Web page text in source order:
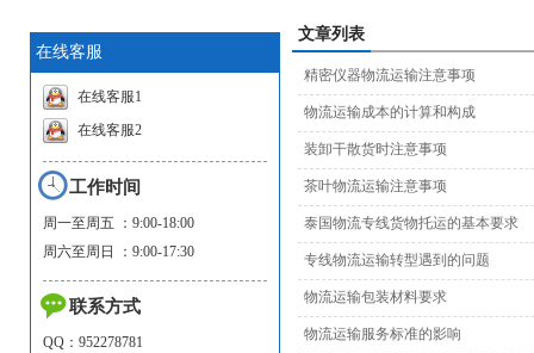
在线客服
在线客服1
在线客服2
工作时间
周一至周五 ：9:00-18:00
周六至周日 ：9:00-17:30
联系方式
QQ：952278781
文章列表
精密仪器物流运输注意事项
物流运输成本的计算和构成
装卸干散货时注意事项
茶叶物流运输注意事项
泰国物流专线货物托运的基本要求
专线物流运输转型遇到的问题
物流运输包装材料要求
物流运输服务标准的影响